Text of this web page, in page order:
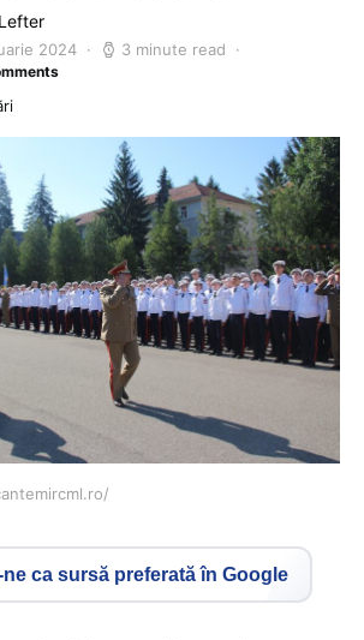
2024 3 minute read
ca sursă preferată în Google